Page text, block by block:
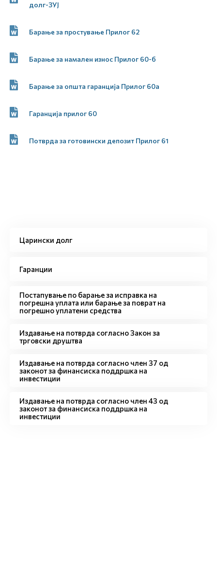
долг-ЗУЈ
Барање за простување Прилог 62
Барање за намален износ Прилог 60-б
Барање за општа гаранција Прилог 60а
Гаранција прилог 60
Потврда за готовински депозит Прилог 61
Царински долг
Гаранции
Постапување по барање за исправка на
погрешна уплата или барање за поврат на
погрешно уплатени средства
Издавање на потврда согласно Закон за
трговски друштва
Издавање на потврда согласно член 37 од
законот за финансиска поддршка на
инвестиции
Издавање на потврда согласно член 43 од
законот за финансиска поддршка на
инвестиции